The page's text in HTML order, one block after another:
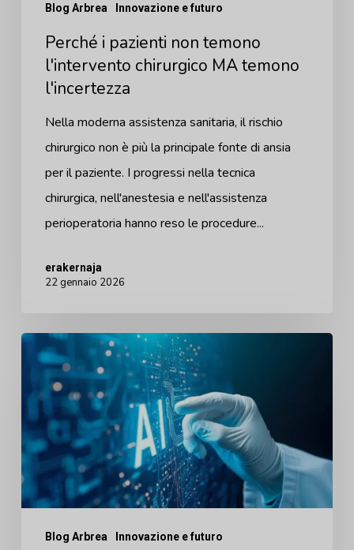
temono
l'incertezza
Blog Arbrea Innovazione e futuro
Perché i pazienti non temono
l'intervento chirurgico MA temono
l'incertezza
Nella moderna assistenza sanitaria, il rischio
chirurgico non è più la principale fonte di ansia
per il paziente. I progressi nella tecnica
chirurgica, nell'anestesia e nell'assistenza
perioperatoria hanno reso le procedure...
erakernaja
22 gennaio 2026
Il
prossimo
decennio
della
medicina
estetica:
Personalizzazione,
Blog Arbrea Innovazione e futuro